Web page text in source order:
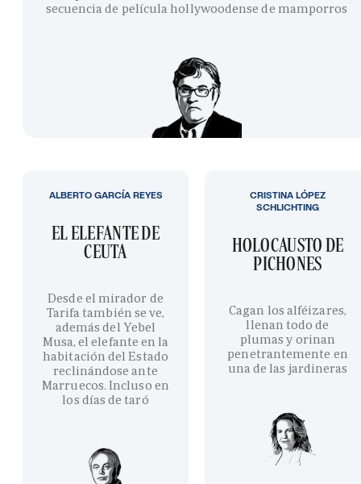
secuencia de película hollywoodense de mamporros
EL ELEFANTE DE
CEUTA
Desde el mirador de
Tarifa también se ve,
además del Yebel
Musa, el elefante en la
habitación del Estado
reclinándose ante
Marruecos. Incluso en
los días de taró
ALBERTO GARCÍA REYES
HOLOCAUSTO DE
PICHONES
Cagan los alféizares,
llenan todo de
plumas y orinan
penetrantemente en
una de las jardineras
CRISTINA LÓPEZ
SCHLICHTING